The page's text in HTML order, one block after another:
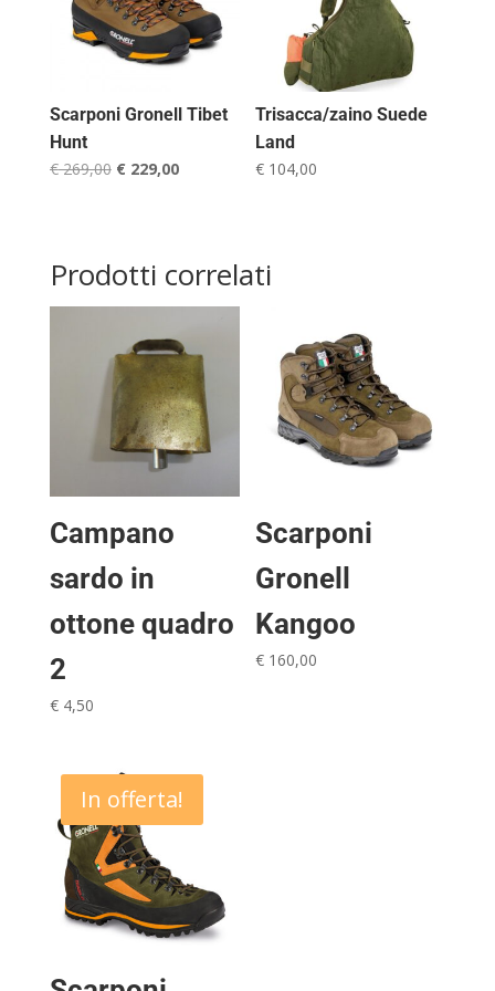
Scarponi Gronell Tibet
Hunt
€269,00 Il
€ 269,00.
€229,00Il
€ 229,00.
Trisacca/zaino Suede
Land
€ 104,00
Prodotti correlati
Campano
sardo in
ottone quadro
2
€4,50
Scarponi
Gronell
Kangoo
€ 160,00
In offerta!